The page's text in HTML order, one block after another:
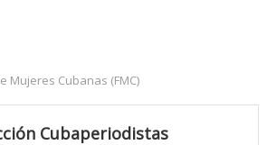
Mujeres Cubanas (FMC)
Cubaperiodistas